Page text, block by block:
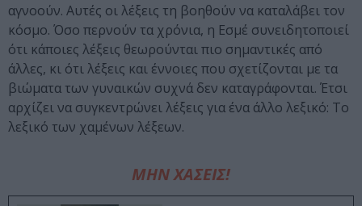
αγνοούν. Αυτές οι λέξεις τη βοηθούν να καταλάβει τον
κόσμο. Όσο περνούν τα χρόνια, η Εσμέ συνειδητοποιεί
ότι κάποιες λέξεις θεωρούνται πιο σημαντικές από
άλλες, κι ότι λέξεις και έννοιες που σχετίζονται με τα
βιώματα των γυναικών συχνά δεν καταγράφονται. Έτσι
αρχίζει να συγκεντρώνει λέξεις για ένα άλλο λεξικό: Το
λεξικό των χαμένων λέξεων.
ΜΗΝ ΧΑΣΕΙΣ!